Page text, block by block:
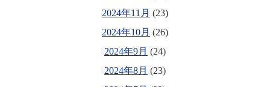
2024年11月 (23)
2024年10月 (26)
2024年9月 (24)
2024年8月 (23)